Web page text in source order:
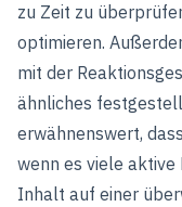
zu Zeit zu
optimieren.
mit der
ähnliches
erwähnenswert,
wenn es viele
Inhalt auf einer